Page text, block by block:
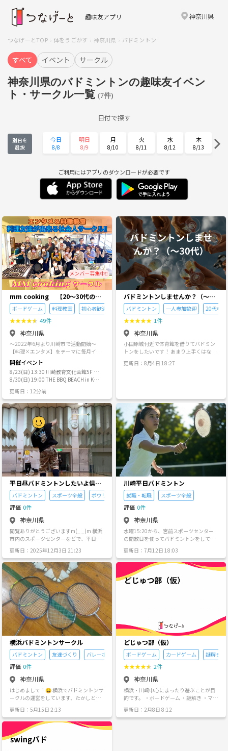
趣味友アプリ 神奈川県
つなげーとTOP 体をうごかす 神奈川県 バドミントン
すべて イベント サークル
神奈川県のバドミントンの趣味友イベン
ト・サークル一覧 (7件)
日付で探す
別日を
選択
今日
8/8
明日
8/9
月
8/10
火
8/11
水
8/12
木
8/13
8/14 8/15 8/16 8/17 8/18
木
8/20
金
8/21
日
8/23
月
8/24
8/26 8/27 8/28 8/29 8/30 8/31
火
9/1
水
9/2
木
9/3
金
9/4
土
9/5
日
9/6
ご利用にはアプリのダウンロードが必要です
mm cooking 【20～30代の料
理サークル】
ボードゲーム 料理教室 初心者歓迎
★★★★★ 49件
神奈川県
〜2022年6月より川崎市で活動開始〜
【料理×エンタメ】をテーマに毎月イベ
ント開催。 180名以上が在籍する【料理
サークル】です🍳 ◾️参加メンバーについ
て 【🎉初参加大歓迎🎉】 年代 20〜30
代。 男女比 5:5 1人参加が9割で馴染み
やすく、明るく優しい人が多いです！ ◾️
スタッフ ○料理講師・代表 みち ○受
付・サポート みき ○料理補助 まさ ○
広報 さやか ○運動 こうちゃん ○エン
タメ えりりん ○エンタメ まなまな ○
エンタメ とっかり ○エンタメ あゆみ
○エンタメ かれん ○エンタメ ゆうき
◾️スタッフ募集中 サークルの運営スタッ
フ募集してます🎉‼️ スタッフ限定イベン
ト参加やイベント参加費無料&報酬などの
特典が盛りだくさんです🎁 ※加入条件は
イベント参加時にお声がけ下さい。 ◼️開
催イベントの一覧 ①【料理教室会🍳】 1
年間で料理の基礎を学ぶカリキュラムを
作成してます。現役料理講師&専門調理師
が料理の基礎を調理科学を使って詳しく
教えます。<¥4500> ②【手作りの軽食🍪
×ボードゲーム🧩】 パン・ケーキ・お菓
子などを一からみんなで手作り。待ち時
間にボードゲームで遊べる新感覚のイベ
ント。新しい友達や人脈を増やせます。<
¥2500> ④【ボードゲーム交流会♟️】 ボ
ードゲームを楽しみながらメンバーの交
流を深める遊びメインのイベント。<¥20
00> ③【運動イベント🏸】 体育館を借り
て、バドミントンなどの初心者が楽しめ
る運動でリフレッシュ。<¥1500> ⑤【行
事イベント🍖】 春は花見、夏はBBQ、冬
はクリスマスパーティーなど、季節に沿
ったイベントを開催。コース料理会など
本格的な料理イベントも。<内容参照>
◾️MM cooking 外部活動 ○2025年 5月
旭ポン酢 インスタPR案件 5月 og grap
e メディア掲載依頼(エビ風船) ○2026年
2月 ハジマル 出張料理依頼 5月 IRO+
料理教室部(和食) 講師依頼 6月 スタッ
フ限定ディズニーランド親睦会 6月 IRO
CHINSU(ベドナム調味料) インスタPR案
件 7月 埼玉学生会 お菓子教室 イベ
ントコラボ 7月 IRO+ 料理教室部(イン
【🎉他団体コラボ大歓迎🎉】 気になる主
催者様はお声がけください。 ◾️料理教室
について 【下処理、調味料の計量、成
形、加熱、冷却、盛り付け】等、 料理に
必要な基本知識をサークル活動で学ぶこ
開催イベント
8/23(日) 13:30 川崎教育文化会館5F 料
理教室
8/30(日) 19:00 THE BBQ BEACH in KA
WASAKI LA CITTADELLA
更新日：12分前
バドミントンしませんか？（〜30
代）
バドミントン 一人参加歓迎 20代参加
★★★★★ 1件
神奈川県
小田原城付近で体育館を借りてバドミン
トンをしたいです！ あまり上手くはない
（仕事終わりなので柔軟に） ・土日祝
更新日：8月4日 18:27
平日昼バドミントンしたいよ倶楽
部！
バドミントン スポーツ全般 ボウリング
評価 0件
神奈川県
閲覧ありがとうございますm(_ _)m 横浜
市内のスポーツセンターなどで、平日の
個人利用でバドミントンを出来る方を募
集します～ 何名かの方と週1、2程度バド
ミントンしています。 サークルというよ
りは、グループで連絡をしてその週に予
定の合う方で練習をしたり、人数が集ま
ればダブルスしたりといった感じです🏸
人が増えれば 団体利用も考えています💡
現在 16 名 男性12名 女性4名 主催者 33歳
男 バドミントン歴は学生時代と社会人サ
ークルで少し🏸数年ブランクがあり、最
近再開しました。 未経験の方はごめんな
さい🙏一から教えたりはいたしません。
サークル以外で練習したい、ブランクが
あるので基礎打ちなど少しずつ再開した
い方🙋‍♂️ 現在 メイン活動場所は 横浜市 南
区 南スポーツセンター 保土ヶ谷区 保土ヶ
谷スポーツセンター 個人利用、11-13
時、13-15時の時間帯 2時間ほどでやって
ます 最初に自己紹介ください～ お名前 年
齢 経験年数 なにもない方とはお話できま
せん笑 何か質問ありましたらお気軽にお
問い合わせ下さいm(_ _)m よろしくお願
いします！
更新日：2025年12月3日 21:23
川崎平日バドミントン
就職・転職 スポーツ全般
評価 0件
神奈川県
水曜15:20から、宮前スポーツセンター
の開放日を使ってバドミントンをしてい
で行っていますが、5人だと全員都合が合
うことはなかなかなく、隔週2、3人で開
催位のペースとなっているのでもう少し
増えたら良いなと思っています。 中学で
バドミントンをやっていたと言う方がほ
更新日：7月12日 18:03
横浜バドミントンサークル
バドミントン 友達づくり バレーボール
評価 0件
神奈川県
はじめまして！😄 横浜でバドミントンサ
ークルの運営をしています、たかしと申
内の地区センターでバドミントン（バス
ケや卓球も）をしています🙂 メンバー
は、20代〜50代までの男女が籍していま
す！ レベル感は、初心者がわいわい楽し
くやってる感じです！ 日頃、運動不足を
更新日：5月15日 2:13
どじゅつ部（仮）
ボードゲーム カードゲーム 謎解き
★★★★★ 2件
神奈川県
横浜・川崎中心にまったり遊ぶことが目
的です。 ・ボードゲーム ・謎解き ・マダ
みましょう✨ 初心者、経験者問わず大歓
迎です！
更新日：2月8日 8:12